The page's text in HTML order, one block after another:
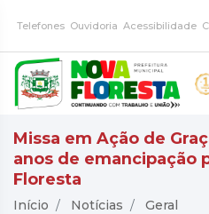
Telefones Ouvidoria Acessibilidade
Missa em Ação de
anos de emancipação
Floresta
Início Notícias
Geral